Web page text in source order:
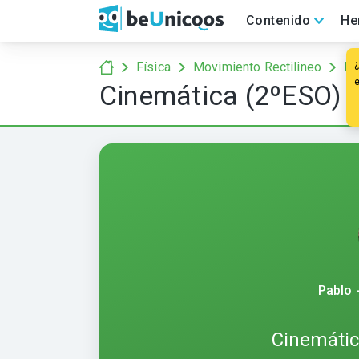
Contenido
Física Movimiento Rectilineo
Cinemática (2ºESO)
Pablo